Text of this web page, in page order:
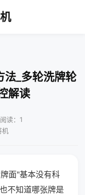
法_多轮洗牌轮
解读
读：1
机
面"基本没有科
不知道哪张牌是